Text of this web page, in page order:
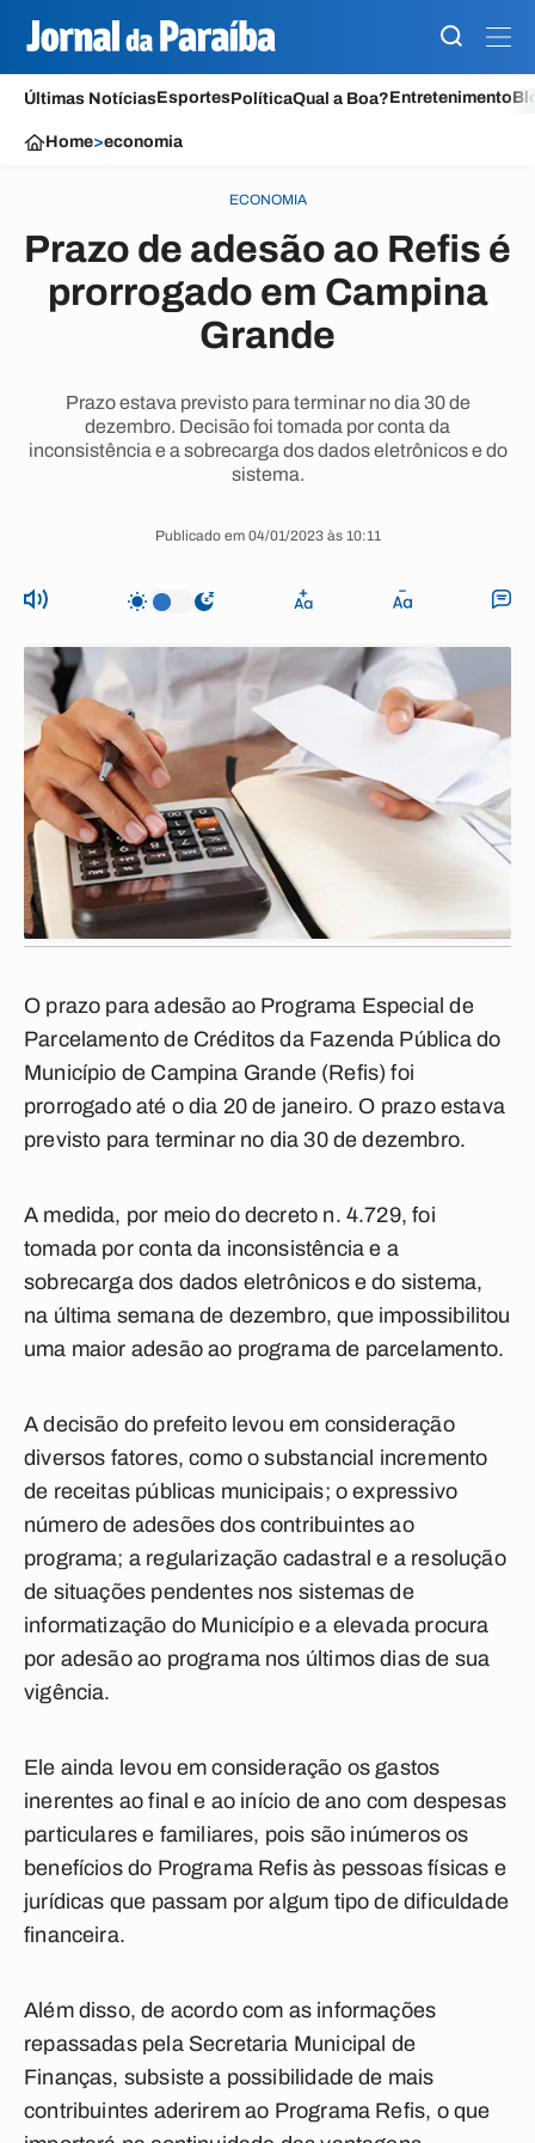
Últimas NotíciasEsportesPolíticaQual a Boa?Entretenimento
Home>economia
ECONOMIA
Prazo de adesão ao Refis é
prorrogado em Campina
Grande
Prazo estava previsto para terminar no dia 30 de
dezembro. Decisão foi tomada por conta da
inconsistência e a sobrecarga dos dados eletrônicos e do
sistema.
Publicado em 04/01/2023 às 10:11
O prazo para adesão ao Programa Especial de
Parcelamento de Créditos da Fazenda Pública do
Município de Campina Grande (Refis) foi
prorrogado até o dia 20 de janeiro. O prazo estava
previsto para terminar no dia 30 de dezembro.
A medida, por meio do decreto n. 4.729, foi
tomada por conta da inconsistência e a
sobrecarga dos dados eletrônicos e do sistema,
na última semana de dezembro, que impossibilitou
uma maior adesão ao programa de parcelamento.
A decisão do prefeito levou em consideração
diversos fatores, como o substancial incremento
de receitas públicas municipais; o expressivo
número de adesões dos contribuintes ao
programa; a regularização cadastral e a resolução
de situações pendentes nos sistemas de
informatização do Município e a elevada procura
por adesão ao programa nos últimos dias de sua
vigência.
Ele ainda levou em consideração os gastos
inerentes ao final e ao início de ano com despesas
particulares e familiares, pois são inúmeros os
benefícios do Programa Refis às pessoas físicas e
jurídicas que passam por algum tipo de dificuldade
financeira.
Além disso, de acordo com as informações
repassadas pela Secretaria Municipal de
Finanças, subsiste a possibilidade de mais
contribuintes aderirem ao Programa Refis, o que